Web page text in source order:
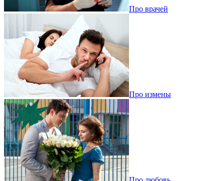
Про врачей
Про измены